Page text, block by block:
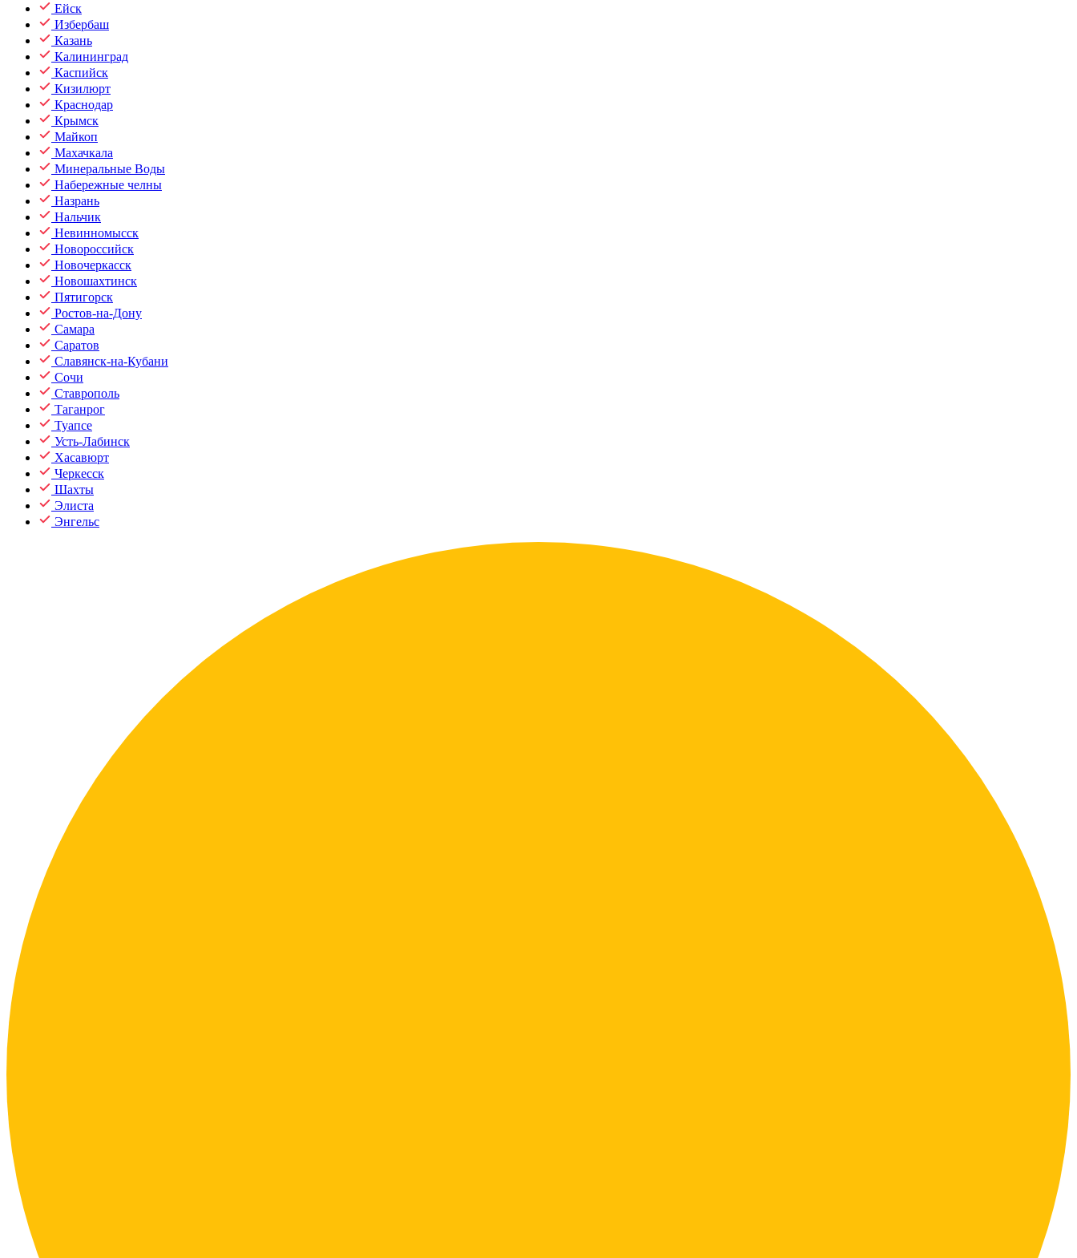
Ейск
Избербаш
Казань
Калининград
Каспийск
Кизилюрт
Краснодар
Крымск
Майкоп
Махачкала
Минеральные Воды
Набережные челны
Назрань
Нальчик
Невинномысск
Новороссийск
Новочеркасск
Новошахтинск
Пятигорск
Ростов-на-Дону
Самара
Саратов
Славянск-на-Кубани
Сочи
Ставрополь
Таганрог
Туапсе
Усть-Лабинск
Хасавюрт
Черкесск
Шахты
Элиста
Энгельс